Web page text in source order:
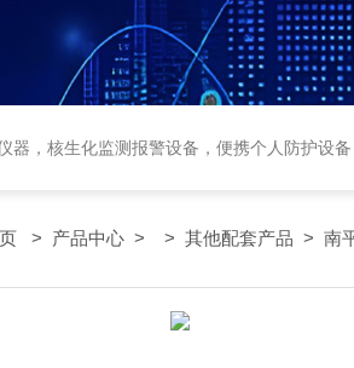
器，核生化监测报警设备，便携个人防护设
> 产品中心 > > 其他配套产品 > 南